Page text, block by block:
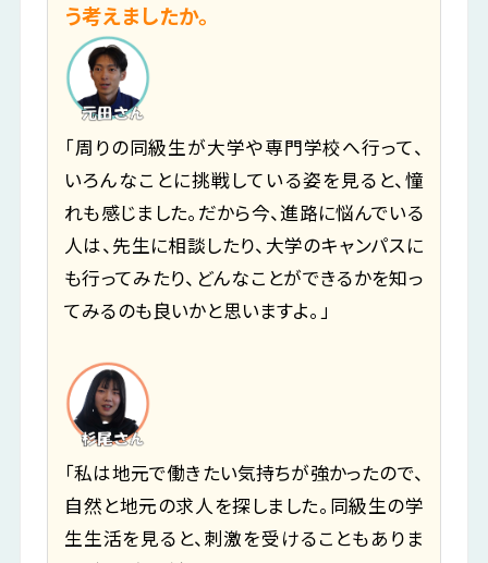
う考えましたか。
「周りの同級生が大学や専門学校へ行って、
いろんなことに挑戦している姿を見ると、憧
れも感じました。だから今、進路に悩んでいる
人は、先生に相談したり、大学のキャンパスに
も行ってみたり、どんなことができるかを知っ
てみるのも良いかと思いますよ。」
「私は地元で働きたい気持ちが強かったので、
自然と地元の求人を探しました。同級生の学
生生活を見ると、刺激を受けることもありま